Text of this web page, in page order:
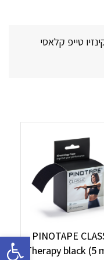
טייפ קלאסי
PINOTAPE
Therapy black (5 פתח